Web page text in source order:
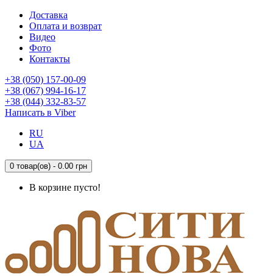
Доставка
Оплата и возврат
Видео
Фото
Контакты
+38 (050) 157-00-09
+38 (067) 994-16-17
+38 (044) 332-83-57
Написать в Viber
RU
UA
0 товар(ов) - 0.00 грн
В корзине пусто!